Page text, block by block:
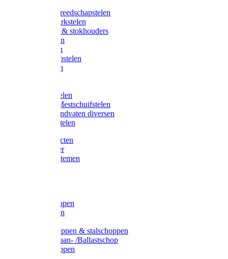
Overige gereedschapstelen
Bezem-/Harkstelen
Handvaten & stokhouders
Hamerstelen
Spadestelen
Graanschopstelen
Schopstelen
Gardena stelen
Sneeuw- /Mestschuifstelen
Stelen / Handvaten diversen
Telescoopstelen
Tuin producten
Fruitplukker
Ophangsystemen
Betonschoppen
Schepbatsen
Ballastschoppen & stalschoppen
Slijtsrip Graan- /Ballastschop
Graanschoppen